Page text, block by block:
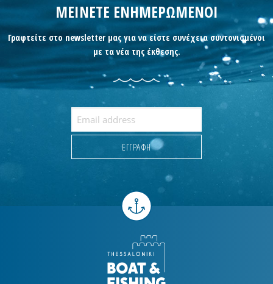
ΜΕΙΝΕΤΕ ΕΝΗΜΕΡΩΜΕΝΟΙ
Γραφτείτε στο newsletter μας για να είστε συνέχεια συντονισμένοι
με τα νέα της έκθεσης.